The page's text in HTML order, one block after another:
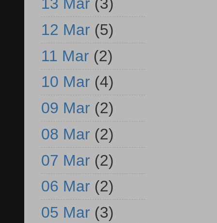
12 Mar (5)
11 Mar (2)
10 Mar (4)
09 Mar (2)
08 Mar (2)
07 Mar (2)
06 Mar (2)
05 Mar (3)